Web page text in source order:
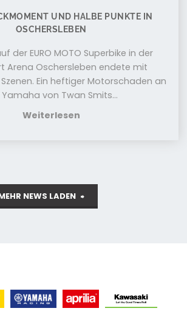
UND HALBE PUNKTE IN
OSCHERSLEBEN
der EURO MOTO Superbike in der
Arena Oschersleben endete mit
Ein heftiger Motorschaden an
von Twan Smits...
Weiterlesen
NEWS LADEN